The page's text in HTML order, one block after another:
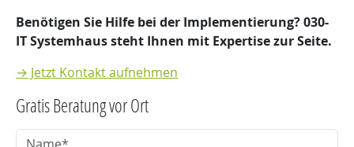
Benötigen Sie Hilfe bei der Implementierung? 030-
IT Systemhaus steht Ihnen mit Expertise zur Seite.
→ Jetzt Kontakt aufnehmen
Gratis Beratung vor Ort
Name